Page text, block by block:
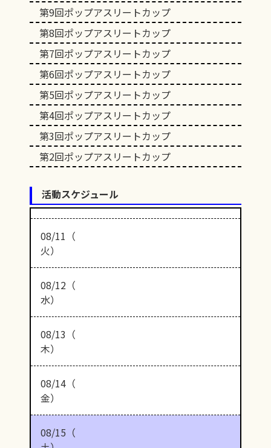
第9回ポップアスリートカップ
第8回ポップアスリートカップ
第7回ポップアスリートカップ
第6回ポップアスリートカップ
第5回ポップアスリートカップ
第4回ポップアスリートカップ
第3回ポップアスリートカップ
第2回ポップアスリートカップ
活動スケジュール
08/11（
火）
08/12（
水）
08/13（
木）
08/14（
金）
08/15（